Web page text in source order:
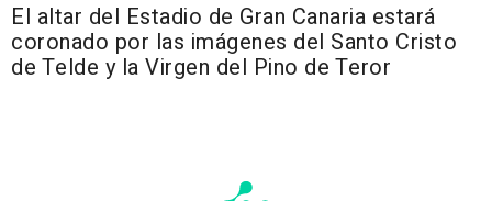
El altar del Estadio de Gran Canaria estará
coronado por las imágenes del Santo Cristo
de Telde y la Virgen del Pino de Teror